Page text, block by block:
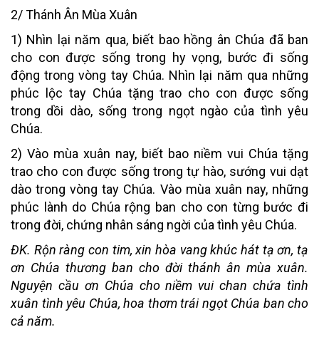
2/ Thánh Ân Mùa Xuân
1) Nhìn lại năm qua, biết bao hồng ân Chúa đã ban
cho con được sống trong hy vọng, bước đi sống
động trong vòng tay Chúa. Nhìn lại năm qua những
phúc lộc tay Chúa tặng trao cho con được sống
trong dồi dào, sống trong ngọt ngào của tình yêu
Chúa.
2) Vào mùa xuân nay, biết bao niềm vui Chúa tặng
trao cho con được sống trong tự hào, sướng vui dạt
dào trong vòng tay Chúa. Vào mùa xuân nay, những
phúc lành do Chúa rộng ban cho con từng bước đi
trong đời, chứng nhân sáng ngời của tình yêu Chúa.
ĐK. Rộn ràng con tim, xin hòa vang khúc hát tạ ơn, tạ
ơn Chúa thương ban cho đời thánh ân mùa xuân.
Nguyện cầu ơn Chúa cho niềm vui chan chứa tình
xuân tình yêu Chúa, hoa thơm trái ngọt Chúa ban cho
cả năm.